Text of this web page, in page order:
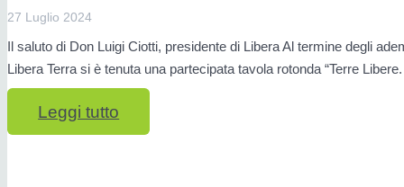
27 Luglio 2024
Il saluto di Don Luigi Ciotti, presidente di Libera Al termine degli
Libera Terra si è tenuta una partecipata tavola rotonda “Terre
Leggi tutto